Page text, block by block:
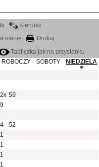
Kierunki
mapie
Drukuj
Tabliczka jak na przystanku
ROBOCZY
SOBOTY
NIEDZIELA
59
52